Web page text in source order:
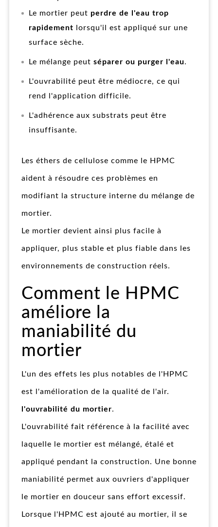
Le mortier peut perdre de l'eau trop
rapidement lorsqu'il est appliqué sur une
surface sèche.
Le mélange peut séparer ou purger l'eau.
L'ouvrabilité peut être médiocre, ce qui
rend l'application difficile.
L'adhérence aux substrats peut être
insuffisante.
Les éthers de cellulose comme le HPMC
aident à résoudre ces problèmes en
modifiant la structure interne du mélange de
mortier.
Le mortier devient ainsi plus facile à
appliquer, plus stable et plus fiable dans les
environnements de construction réels.
Comment le HPMC
améliore la
maniabilité du
mortier
L'un des effets les plus notables de l'HPMC
est l'amélioration de la qualité de l'air.
l'ouvrabilité du mortier.
L'ouvrabilité fait référence à la facilité avec
laquelle le mortier est mélangé, étalé et
appliqué pendant la construction. Une bonne
maniabilité permet aux ouvriers d'appliquer
le mortier en douceur sans effort excessif.
Lorsque l'HPMC est ajouté au mortier, il se